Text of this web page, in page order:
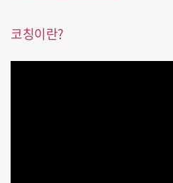
코칭이란?